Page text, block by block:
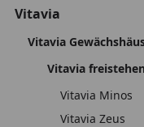
Vitavia
Vitavia
Vitavia
Vitavia Minos
Vitavia Zeus